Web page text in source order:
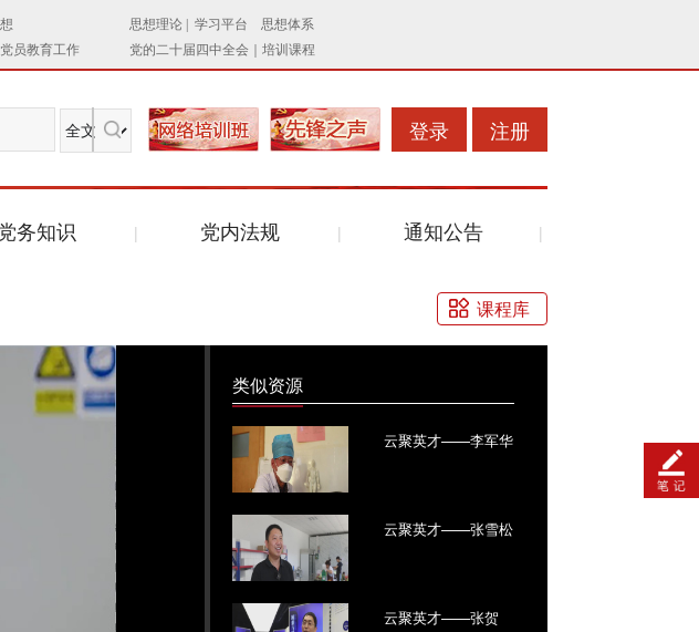
登录 注册
务知识 党内法规 通知公告
课程库
类似资源
云聚英才——李军华
云聚英才——张雪松
云聚英才——张贺